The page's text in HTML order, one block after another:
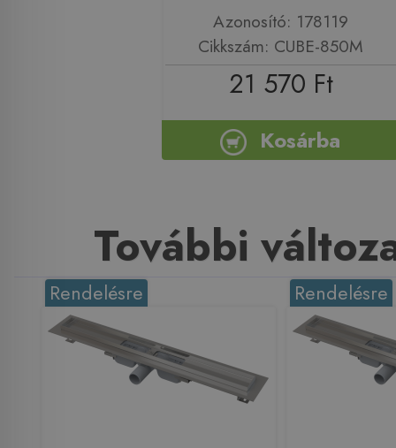
Azonosító: 178119
Cikkszám: CUBE-850M
21 570 Ft
Kosárba
További
Rendelésre Rendelésre